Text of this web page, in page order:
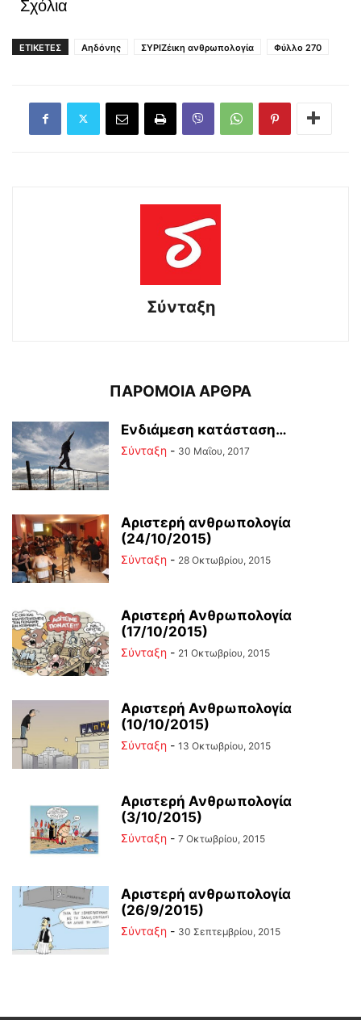
Σχόλια
ΕΤΙΚΕΤΕΣ Αηδόνης ΣΥΡΙΖέικη ανθρωπολογία Φύλλο 270
Σύνταξη
ΠΑΡΟΜΟΙΑ ΑΡΘΡΑ
Ενδιάμεση κατάσταση…
Σύνταξη - 30 Μαΐου, 2017
Αριστερή ανθρωπολογία
(24/10/2015)
Σύνταξη - 28 Οκτωβρίου, 2015
Αριστερή Ανθρωπολογία
(17/10/2015)
Σύνταξη - 21 Οκτωβρίου, 2015
Αριστερή Ανθρωπολογία
(10/10/2015)
Σύνταξη - 13 Οκτωβρίου, 2015
Αριστερή Ανθρωπολογία
(3/10/2015)
Σύνταξη - 7 Οκτωβρίου, 2015
Αριστερή ανθρωπολογία
(26/9/2015)
Σύνταξη - 30 Σεπτεμβρίου, 2015